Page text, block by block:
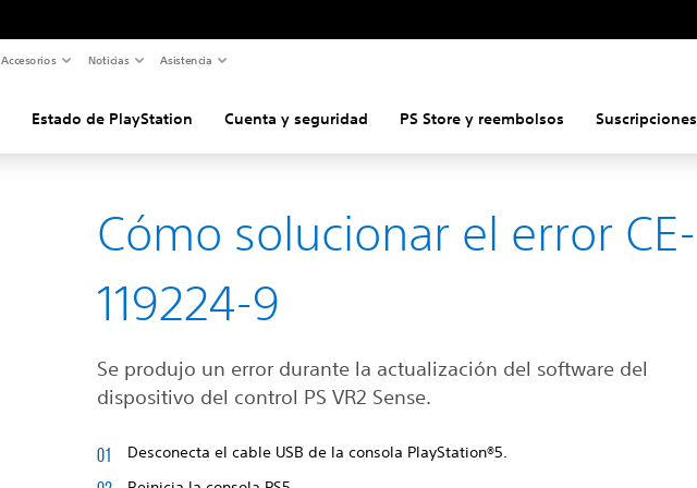
Accesorios Noticias Asistencia
Estado de PlayStation Cuenta y seguridad PS Store y reembolsos Suscripciones
Cómo solucionar el error CE-
119224-9
Se produjo un error durante la actualización del software del
dispositivo del control PS VR2 Sense.
Desconecta el cable USB de la consola PlayStation®5.